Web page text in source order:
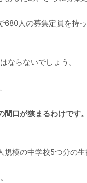
680人の募集定員を持
ならないでしょう。
口が狭まるわけです。
模の中学校5つ分の生